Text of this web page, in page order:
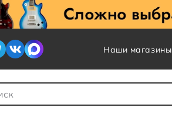
Наши магазины
для Поиска